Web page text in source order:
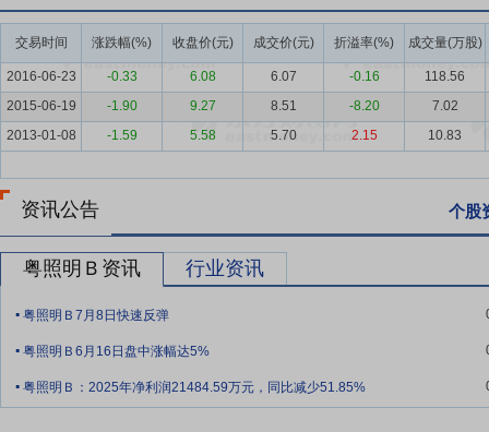
渠道、品牌、技术、规模、资金等优势，市场优势不断巩固。同时，
速从提供单一产品向提供智慧城市、智能家居、健康照明、绿色照明
近几年，在新能源汽车的快速发展及国家和各地方政府促进汽车发展
年上半年我国汽车产销量分别为1,562.1万辆和1,565.3万辆，同比增
系统的稳定性、节能性、智能化和安全性要求日益提升，汽车照明系
不增收困境，企业利润空间受到挤压。尽管短期承压，部分企业通过
拟制作、LED电影屏、植物照明、人因照明和智能照明等新兴应用场
东省制造业100强，具备显著的创新能力和技术实力。公司检测中心
东省企业技术中心”、“广东省博士工作站”、“广东省科技专家工作站”
交易时间 涨跌幅(%) 收盘价(元) 成交价(元) 折溢率(%) 成交量(万股)
2016-06-23 -0.33 6.08 6.07 -0.16
118.56
2015-06-19
-1.90 9.27 8.51 -8.20
7.02
2013-01-08
-1.59 5.58 5.70 2.15 10.83
资讯公告 个股
粤照明Ｂ资讯 行业资讯
. 粤照明Ｂ7月8日快速反弹
. 粤照明Ｂ6月16日盘中涨幅达5%
. 粤照明Ｂ：2025年净利润21484.59万元，同比减少51.85%